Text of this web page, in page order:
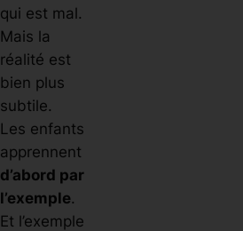
qui est mal.
Mais la
réalité est
bien plus
subtile.
Les enfants
apprennent
d’abord par
l’exemple.
Et l’exemple